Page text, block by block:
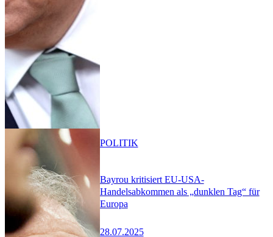
Bayrou kritisiert EU-USA-
Handelsabkommen als „dunklen Tag“ für
Europa
28.07.2025
POLITIK